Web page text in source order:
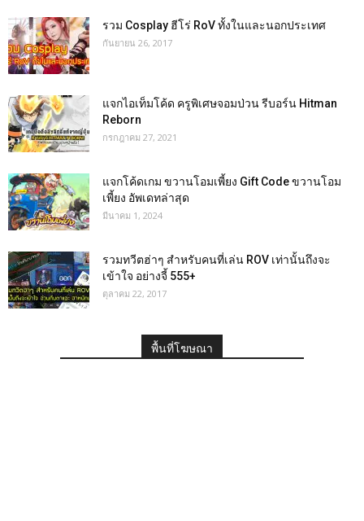
รวม Cosplay ฮีโร่ RoV ทั้งในและนอกประเทศ
กันยายน 26, 2017
แจกไอเท็มโค้ด ครูพิเศษจอมป่วน รีบอร์น Hitman
Reborn
กรกฎาคม 27, 2021
แจกโค้ดเกม ขวานโอมเพี้ยง Gift Code ขวานโอม
เพี้ยง อัพเดทล่าสุด
มีนาคม 1, 2024
รวมทวีตฮ่าๆ สำหรับคนที่เล่น ROV เท่านั้นถึงจะ
เข้าใจ อย่างจี้ 555+
ตุลาคม 22, 2017
พื้นที่โฆษณา